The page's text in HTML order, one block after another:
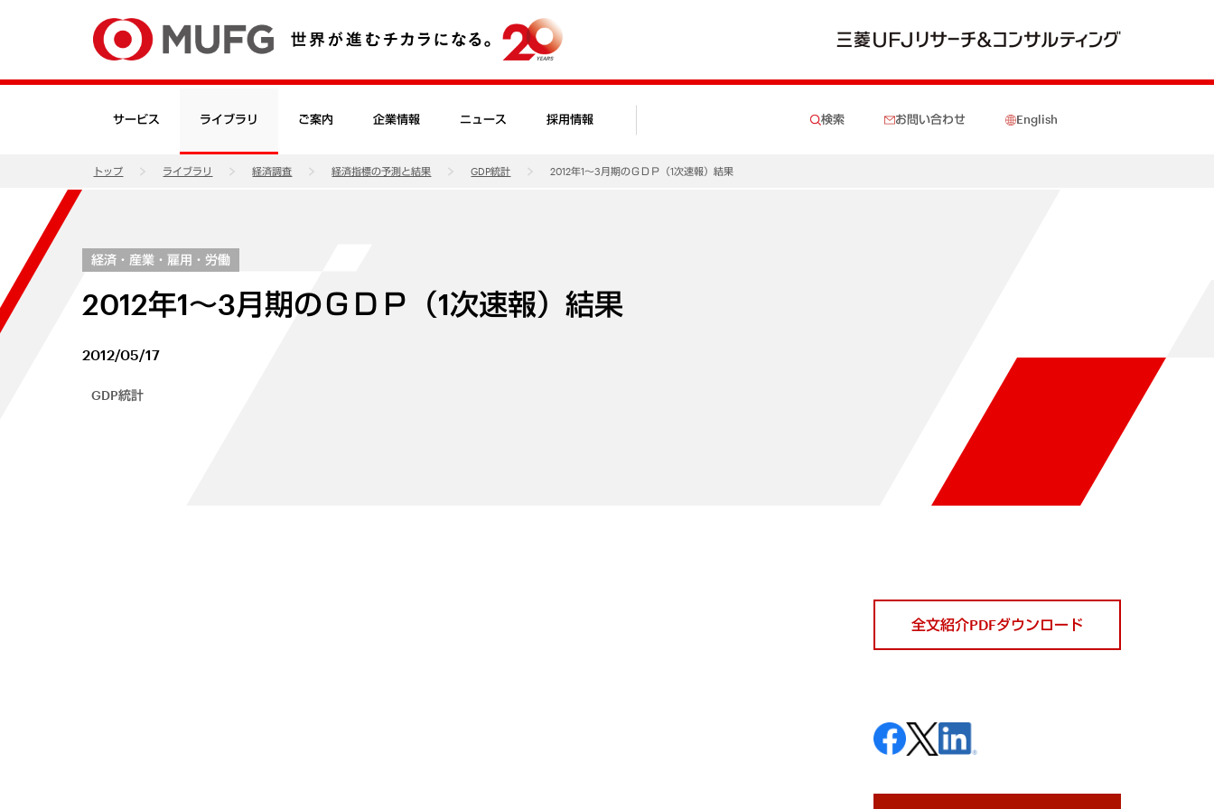
サービス ライブラリ ご案内 企業情報 ニュース 採用情報 検索 お問い合わせ English
トップ ライブラリ 経済調査 経済指標の予測と結果 GDP統計 2012年1～3月期のＧＤＰ（1次速報）結果
経済・産業・雇用・労働
2012年1～3月期のＧＤＰ（1次速報）結果
2012/05/17
GDP統計
全文紹介PDFダウンロード